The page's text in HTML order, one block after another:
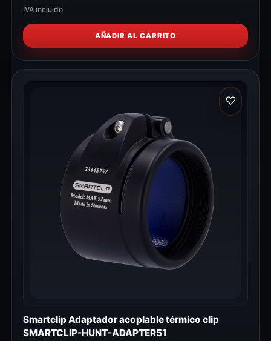
IVA incluido
AÑADIR AL CARRITO
Smartclip Adaptador acoplable térmico clip
SMARTCLIP-HUNT-ADAPTER51